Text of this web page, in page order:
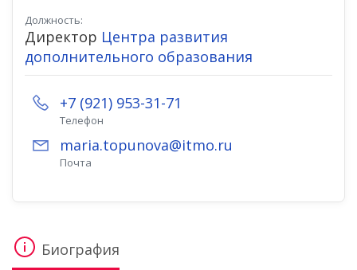
Должность:
Директор Центра развития
дополнительного образования
+7 (921) 953-31-71
Телефон
maria.topunova@itmo.ru
Почта
Биография